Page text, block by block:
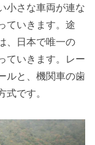
小さな車両が連な
ていきます。途
、日本で唯一の
ていきます。レー
ルと、機関車の歯
です。